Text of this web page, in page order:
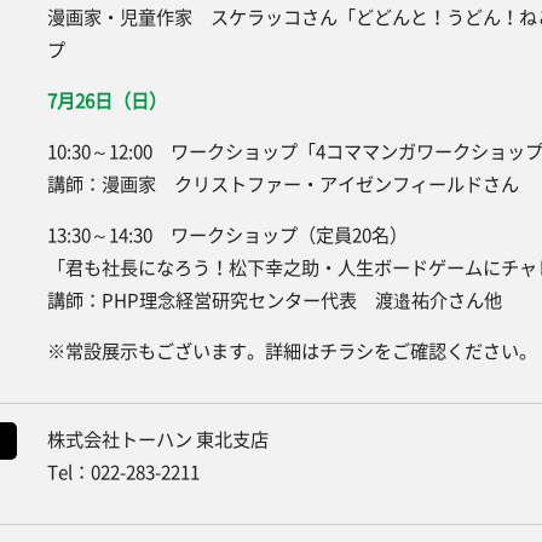
漫画家・児童作家 スケラッコさん「どどんと！うどん！ね
プ
7月26日（日）
10:30～12:00 ワークショップ「4コママンガワークショップ
講師：漫画家 クリストファー・アイゼンフィールドさん
13:30～14:30 ワークショップ（定員20名）
「君も社長になろう！松下幸之助・人生ボードゲームにチャ
講師：PHP理念経営研究センター代表 渡邉祐介さん他
※常設展示もございます。詳細はチラシをご確認ください。
株式会社トーハン 東北支店
Tel：022-283-2211